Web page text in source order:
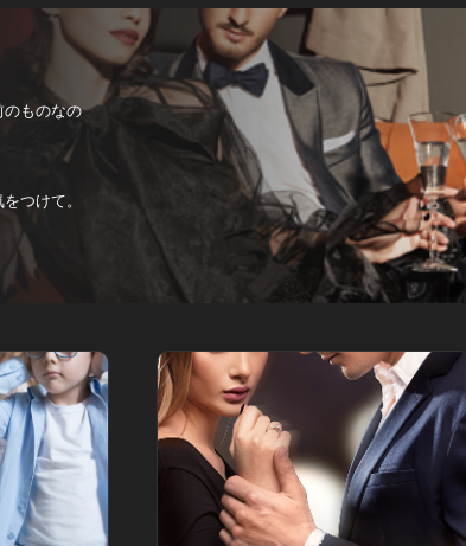
のものなの
つけて。